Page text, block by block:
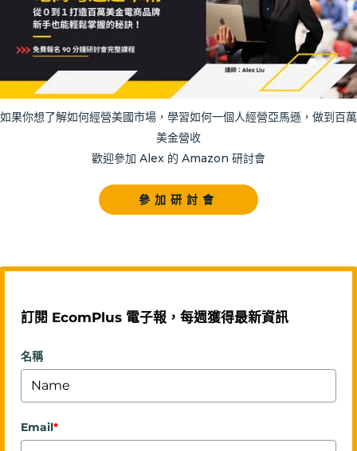
如果你想了解如何經營美國市場，學習如何一個人經營亞馬遜，做到百萬
美金營收
歡迎參加 Alex 的 Amazon 研討會
參加研討會
訂閱 EcomPlus 電子報，每週獲得最新資訊
名稱
Email*